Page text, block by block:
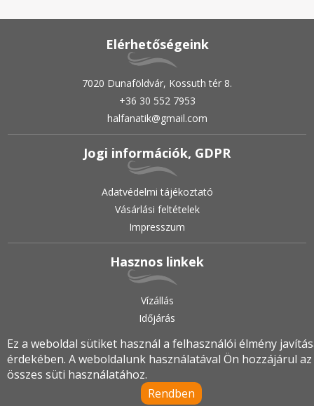
Elérhetőségeink
7020 Dunaföldvár, Kossuth tér 8.
+36 30 552 7953
halfanatik@gmail.com
Jogi információk, GDPR
Adatvédelmi tájékoztató
Vásárlási feltételek
Impresszum
Hasznos linkek
Vízállás
Időjárás
2019.•© halfanatik.hu•Minden jog fenntartva!
Ez a weboldal sütiket használ a felhasználói élmény
érdekében. A weboldalunk használatával Ön hozzájárul az
összes süti használatához.
Rendben